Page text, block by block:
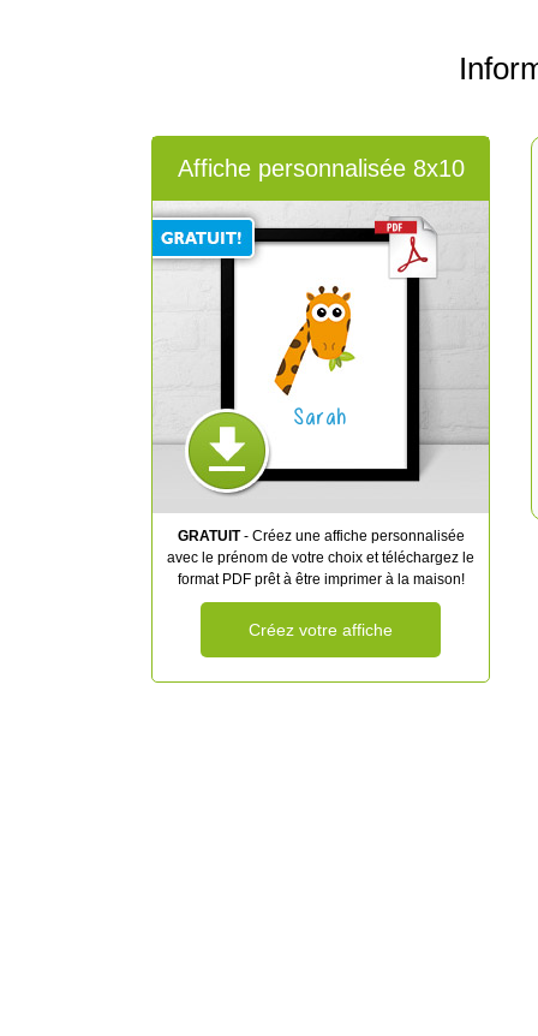
Affiche personnalisée 8x10
Sarah
GRATUIT- Créez une affiche personnalisée
avec le prénom de votre choix et téléchargez le
format PDF prêt à être imprimer à la maison!
Créez votre affiche